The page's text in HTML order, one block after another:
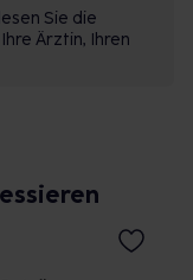
Sie die
Ärztin, Ihren